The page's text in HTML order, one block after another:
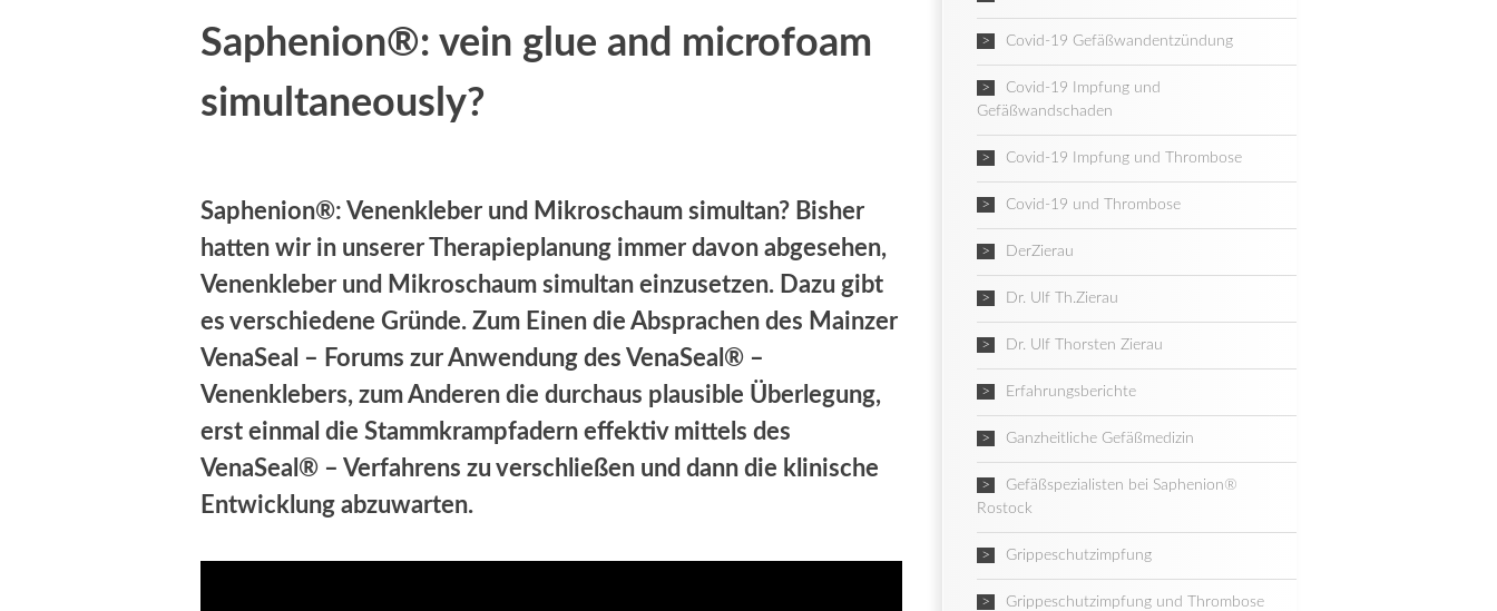
Saphenion®: vein glue and microfoam
simultaneously?
Saphenion®: Venenkleber und Mikroschaum simultan? Bisher
hatten wir in unserer Therapieplanung immer davon abgesehen,
Venenkleber und Mikroschaum simultan einzusetzen. Dazu gibt
es verschiedene Gründe. Zum Einen die Absprachen des Mainzer
VenaSeal – Forums zur Anwendung des VenaSeal® –
Venenklebers, zum Anderen die durchaus plausible Überlegung,
erst einmal die Stammkrampfadern effektiv mittels des
VenaSeal® – Verfahrens zu verschließen und dann die klinische
Entwicklung abzuwarten.
Covid-19 Gefäßwandentzündung
Covid-19 Impfung und
Gefäßwandschaden
Covid-19 Impfung und Thrombose
Covid-19 und Thrombose
DerZierau
Dr. Ulf Th.Zierau
Dr. Ulf Thorsten Zierau
Erfahrungsberichte
Ganzheitliche Gefäßmedizin
Gefäßspezialisten bei Saphenion®
Rostock
Grippeschutzimpfung
Grippeschutzimpfung und Thrombose